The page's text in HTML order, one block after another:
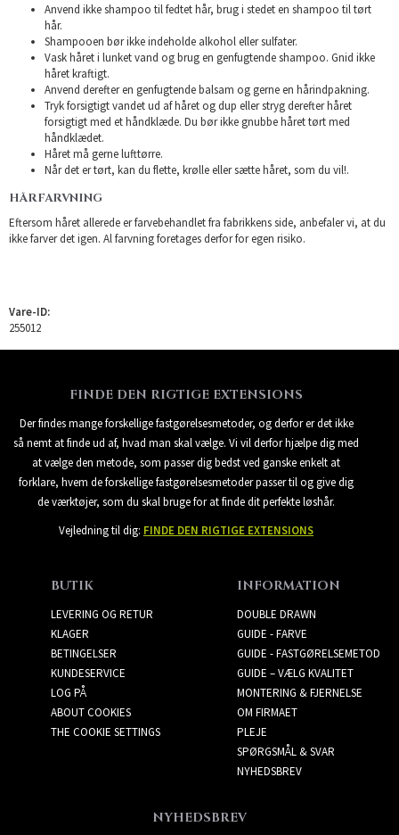
Anvend ikke shampoo til fedtet hår, brug i stedet en shampoo til tørt
hår.
Shampooen bør ikke indeholde alkohol eller sulfater.
Vask håret i lunket vand og brug en genfugtende shampoo. Gnid ikke
håret kraftigt.
Anvend derefter en genfugtende balsam og gerne en hårindpakning.
Tryk forsigtigt vandet ud af håret og dup eller stryg derefter håret
forsigtigt med et håndklæde. Du bør ikke gnubbe håret tørt med
håndklædet.
Håret må gerne lufttørre.
Når det er tørt, kan du flette, krølle eller sætte håret, som du vil!.
HÅRFARVNING
Eftersom håret allerede er farvebehandlet fra fabrikkens side, anbefaler vi, at du
ikke farver det igen. Al farvning foretages derfor for egen risiko.
Vare-ID:
255012
FINDE DEN RIGTIGE EXTENSIONS
Der findes mange forskellige fastgørelsesmetoder, og derfor er det ikke
så nemt at finde ud af, hvad man skal vælge. Vi vil derfor hjælpe dig med
at vælge den metode, som passer dig bedst ved ganske enkelt at
forklare, hvem de forskellige fastgørelsesmetoder passer til og give dig
de værktøjer, som du skal bruge for at finde dit perfekte løshår.
Vejledning til dig: FINDE DEN RIGTIGE EXTENSIONS
BUTIK
LEVERING OG RETUR
KLAGER
BETINGELSER
KUNDESERVICE
LOG PÅ
ABOUT COOKIES
THE COOKIE SETTINGS
INFORMATION
DOUBLE DRAWN
GUIDE - FARVE
GUIDE - FASTGØRELSEMETOD
GUIDE – VÆLG KVALITET
MONTERING & FJERNELSE
OM FIRMAET
PLEJE
SPØRGSMÅL & SVAR
NYHEDSBREV
NYHEDSBREV